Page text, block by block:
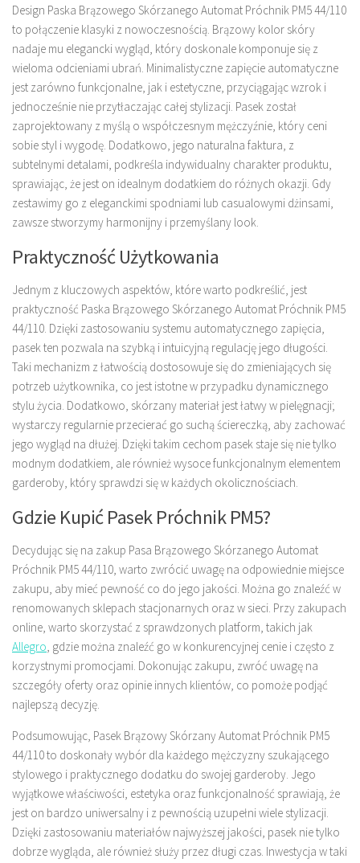
Design Paska Brązowego Skórzanego Automat Próchnik PM5 44/110
to połączenie klasyki z nowoczesnością. Brązowy kolor skóry
nadaje mu elegancki wygląd, który doskonale komponuje się z
wieloma odcieniami ubrań. Minimalistyczne zapięcie automatyczne
jest zarówno funkcjonalne, jak i estetyczne, przyciągając wzrok i
jednocześnie nie przytłaczając całej stylizacji. Pasek został
zaprojektowany z myślą o współczesnym mężczyźnie, który ceni
sobie styl i wygodę. Dodatkowo, jego naturalna faktura, z
subtelnymi detalami, podkreśla indywidualny charakter produktu,
sprawiając, że jest on idealnym dodatkiem do różnych okazji. Gdy
zestawimy go z eleganckimi spodniami lub casualowymi dżinsami,
zawsze stworzymy harmonijny i przemyślany look.
Praktyczność Użytkowania
Jednym z kluczowych aspektów, które warto podkreślić, jest
praktyczność Paska Brązowego Skórzanego Automat Próchnik PM5
44/110. Dzięki zastosowaniu systemu automatycznego zapięcia,
pasek ten pozwala na szybką i intuicyjną regulację jego długości.
Taki mechanizm z łatwością dostosowuje się do zmieniających się
potrzeb użytkownika, co jest istotne w przypadku dynamicznego
stylu życia. Dodatkowo, skórzany materiał jest łatwy w pielęgnacji;
wystarczy regularnie przecierać go suchą ściereczką, aby zachować
jego wygląd na dłużej. Dzięki takim cechom pasek staje się nie tylko
modnym dodatkiem, ale również wysoce funkcjonalnym elementem
garderoby, który sprawdzi się w każdych okolicznościach.
Gdzie Kupić Pasek Próchnik PM5?
Decydując się na zakup Pasa Brązowego Skórzanego Automat
Próchnik PM5 44/110, warto zwrócić uwagę na odpowiednie miejsce
zakupu, aby mieć pewność co do jego jakości. Można go znaleźć w
renomowanych sklepach stacjonarnych oraz w sieci. Przy zakupach
online, warto skorzystać z sprawdzonych platform, takich jak
Allegro, gdzie można znaleźć go w konkurencyjnej cenie i często z
korzystnymi promocjami. Dokonując zakupu, zwróć uwagę na
szczegóły oferty oraz opinie innych klientów, co pomoże podjąć
najlepszą decyzję.
Podsumowując, Pasek Brązowy Skórzany Automat Próchnik PM5
44/110 to doskonały wybór dla każdego mężczyzny szukającego
stylowego i praktycznego dodatku do swojej garderoby. Jego
wyjątkowe właściwości, estetyka oraz funkcjonalność sprawiają, że
jest on bardzo uniwersalny i z pewnością uzupełni wiele stylizacji.
Dzięki zastosowaniu materiałów najwyższej jakości, pasek nie tylko
dobrze wygląda, ale również służy przez długi czas. Inwestycja w taki